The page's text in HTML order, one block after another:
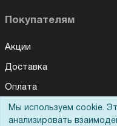
Покупателям
Акции
Доставка
Оплата
Для дилеров
Мы используем cookie.
анализировать